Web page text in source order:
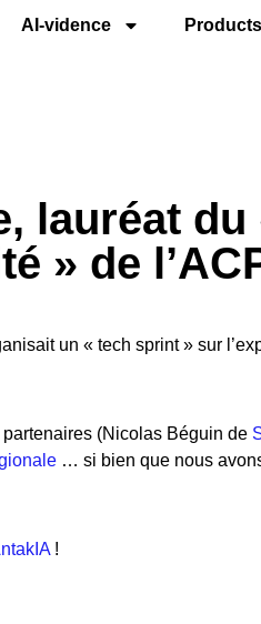
AI-vidence Products
lauréat
» de
un « tech sprint » sur
(Nicolas Béguin de
… si bien que nous
!